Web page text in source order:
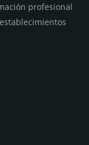
profesional